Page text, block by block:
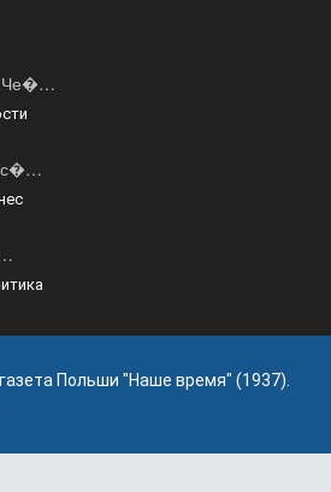
Че�…
Польши "Наше время" (1937).